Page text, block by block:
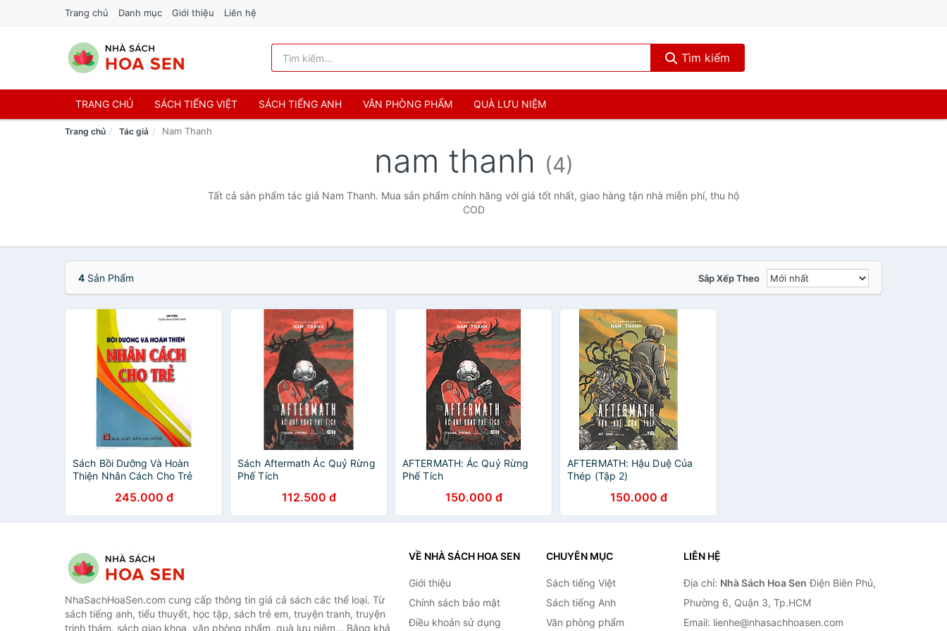
Trang chủ Danh mục Giới thiệu Liên hệ
Tìm kiếm
TRANG CHỦ SÁCH TIẾNG VIỆT SÁCH TIẾNG ANH VĂN PHÒNG PHẨM QUÀ LƯU NIỆM
Trang chủ Tác giả Nam Thanh
nam thanh (4)
Tất cả sản phẩm tác giả Nam Thanh. Mua sản phẩm chính hãng với giá tốt nhất, giao hàng tận nhà miễn phí, thu hộ
COD
4 Sản Phẩm Sắp Xếp Theo
Sách Bồi Dưỡng Và Hoàn
Thiện Nhân Cách Cho Trẻ
245.000 đ
Sách Aftermath Ác Quỷ Rừng
Phế Tích
112.500 đ
AFTERMATH: Ác Quỷ Rừng
Phế Tích
150.000 đ
AFTERMATH: Hậu Duệ Của
Thép (Tập 2)
150.000 đ
NhaSachHoaSen.com cung cấp thông tin giá cả sách các thể loại. Từ
sách tiếng anh, tiểu thuyết, học tập, sách trẻ em, truyện tranh, truyện
trinh thám, sách giao khoa, văn phòng phẩm, quà lưu niệm... Bằng khả
VỀ NHÀ SÁCH HOA SEN
Giới thiệu
Chính sách bảo mật
Điều khoản sử dụng
CHUYÊN MỤC
Sách tiếng Việt
Sách tiếng Anh
Văn phòng phẩm
LIÊN HỆ
Địa chỉ: Nhà Sách Hoa Sen Điện Biên Phủ,
Phường 6, Quận 3, Tp.HCM
Email: lienhe@nhasachhoasen.com